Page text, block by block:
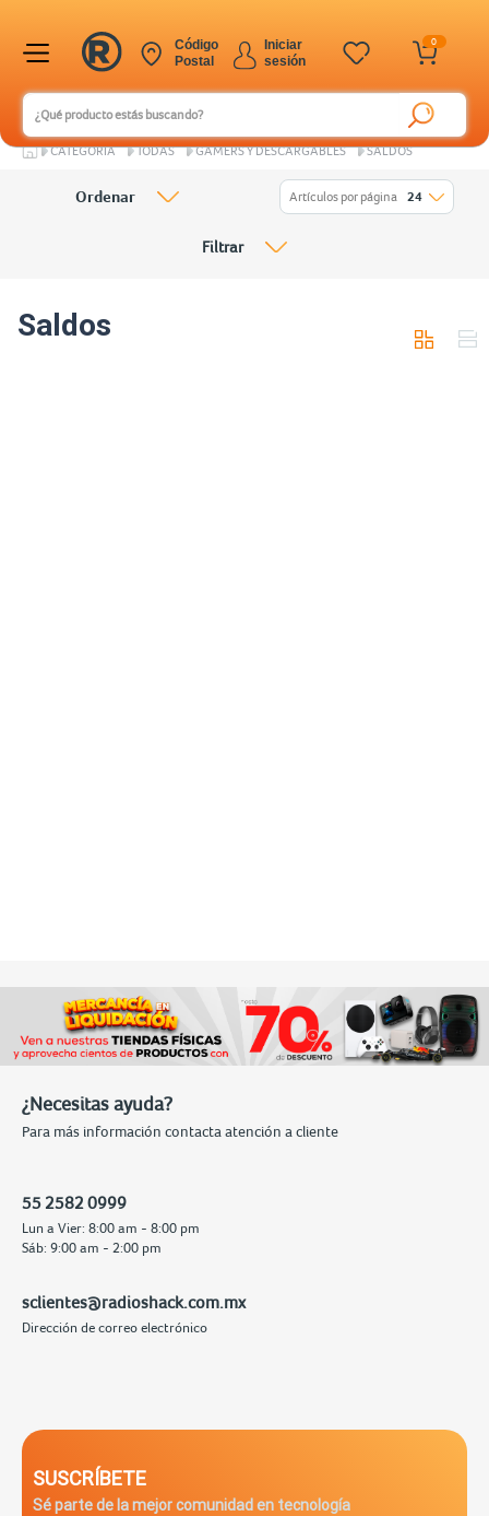
0
Iniciar
sesión
Código
Postal
CATEGORÍA TODAS GAMERS Y DESCARGABLES SALDOS
Saldos
Ordenar Artículos por página 24
Filtrar
¿Necesitas ayuda?
Para más información contacta atención a cliente
55 2582 0999
Lun a Vier: 8:00 am - 8:00 pm
Sáb: 9:00 am - 2:00 pm
sclientes@radioshack.com.mx
Dirección de correo electrónico
SUSCRÍBETE
Sé parte de la mejor comunidad en tecnología